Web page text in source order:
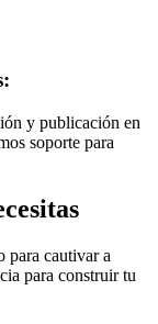
y publicación en
soporte para
para cautivar a
para construir tu